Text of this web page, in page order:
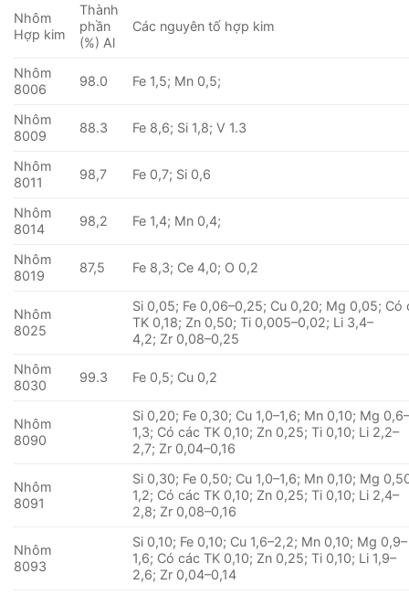
Nhôm
Hợp kim
Thành
phần
(%) Al
Các nguyên tố hợp kim
Nhôm
8006
98.0 Fe 1,5; Mn 0,5;
Nhôm
8009
88.3 Fe 8,6; Si 1,8; V 1.3
Nhôm
8011
98,7 Fe 0,7; Si 0,6
Nhôm
8014
98,2 Fe 1,4; Mn 0,4;
Nhôm
8019
87,5 Fe 8,3; Ce 4,0; O 0,2
Nhôm
8025
Si 0,05; Fe 0,06–0,25; Cu 0,20; Mg 0,05; Có
TK 0,18; Zn 0,50; Ti 0,005–0,02; Li 3,4–
4,2; Zr 0,08–0,25
Nhôm
8030
99.3 Fe 0,5; Cu 0,2
Nhôm
8090
Si 0,20; Fe 0,30; Cu 1,0–1,6; Mn 0,10; Mg
1,3; Có các TK 0,10; Zn 0,25; Ti 0,10; Li 2,2–
2,7; Zr 0,04–0,16
Nhôm
8091
Si 0,30; Fe 0,50; Cu 1,0–1,6; Mn 0,10; Mg
1,2; Có các TK 0,10; Zn 0,25; Ti 0,10; Li 2,4–
2,8; Zr 0,08–0,16
Nhôm
8093
Si 0,10; Fe 0,10; Cu 1,6–2,2; Mn 0,10; Mg 0,9–
1,6; Có các TK 0,10; Zn 0,25; Ti 0,10; Li 1,9–
2,6; Zr 0,04–0,14